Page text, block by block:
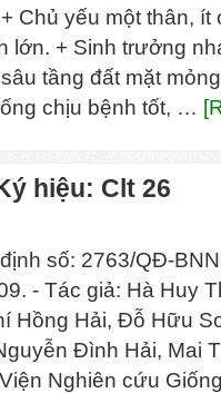
Chủ yếu một thân, ít
lớn. + Sinh trưởng
tầng đất mặt
chịu bệnh tốt, …
hiệu: Clt 26
số: 2763/QĐ-
- Tác giả: Hà Huy
Hồng Hải, Đỗ Hữu
Đình Hải, Mai
Nghiên cứu